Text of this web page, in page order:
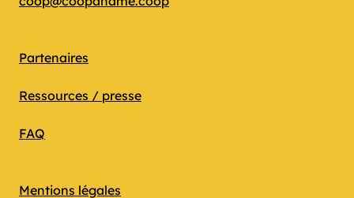
Partenaires
Ressources / presse
FAQ
Mentions légales